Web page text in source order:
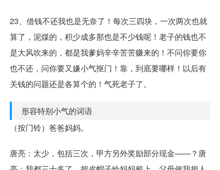
23、借钱不还我也是无奈了！每次三四块，一次两次也就
算了，泥煤的，积少成多那也是不少钱呢！老子的钱也不
是大风吹来的，都是我爹妈辛辛苦苦赚来的！不问你要你
也不还，问你要又嫌小气抠门！靠，到底要哪样！以后有
关钱的问题还是各算个的！气死老子了。
形容特别小气的词语
（按门铃）爸爸妈妈。
唐亮：太少，包括三次，甲方另外奖励部分现金——？唐